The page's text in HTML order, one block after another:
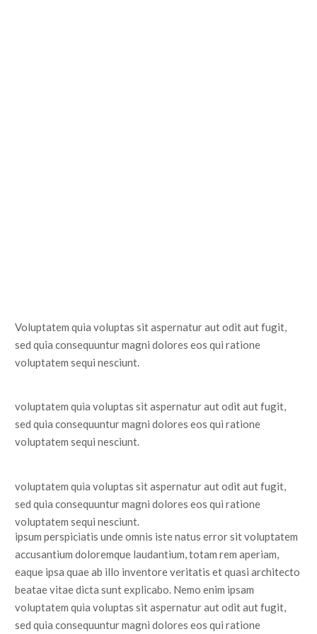
Voluptatem quia voluptas sit aspernatur aut odit aut fugit,
sed quia consequuntur magni dolores eos qui ratione
voluptatem sequi nesciunt.
voluptatem quia voluptas sit aspernatur aut odit aut fugit,
sed quia consequuntur magni dolores eos qui ratione
voluptatem sequi nesciunt.
voluptatem quia voluptas sit aspernatur aut odit aut fugit,
sed quia consequuntur magni dolores eos qui ratione
voluptatem sequi nesciunt.
ipsum perspiciatis unde omnis iste natus error sit voluptatem
accusantium doloremque laudantium, totam rem aperiam,
eaque ipsa quae ab illo inventore veritatis et quasi architecto
beatae vitae dicta sunt explicabo. Nemo enim ipsam
voluptatem quia voluptas sit aspernatur aut odit aut fugit,
sed quia consequuntur magni dolores eos qui ratione